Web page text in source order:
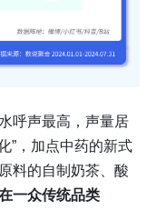
呼声最高，声量居
”，加点中药的新式
料的自制奶茶、酸
一众传统品类